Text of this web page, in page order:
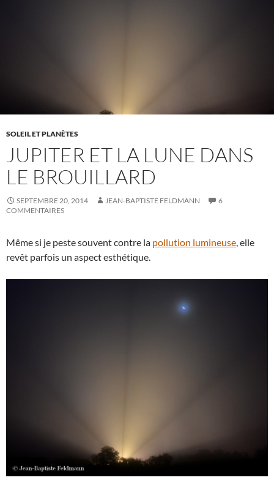
SOLEIL ET PLANÈTES
JUPITER ET LA LUNE DANS
LE BROUILLARD
SEPTEMBRE 20, 2014 JEAN-BAPTISTE FELDMANN
6
COMMENTAIRES
Même si je peste souvent contre la pollution lumineuse, elle
revêt parfois un aspect esthétique.